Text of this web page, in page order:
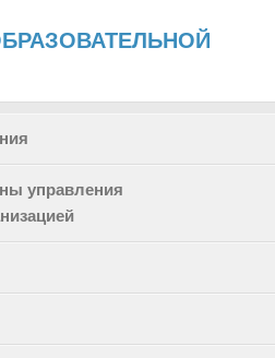
управления